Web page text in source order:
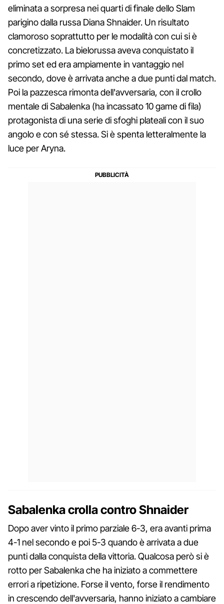
eliminata a sorpresa nei quarti di finale dello Slam
parigino dalla russa Diana Shnaider. Un risultato
clamoroso soprattutto per le modalità con cui si è
concretizzato. La bielorussa aveva conquistato il
primo set ed era ampiamente in vantaggio nel
secondo, dove è arrivata anche a due punti dal match.
Poi la pazzesca rimonta dell'avversaria, con il crollo
mentale di Sabalenka (ha incassato 10 game di fila)
protagonista di una serie di sfoghi plateali con il suo
angolo e con sé stessa. Si è spenta letteralmente la
luce per Aryna.
Sabalenka crolla contro Shnaider
Dopo aver vinto il primo parziale 6-3, era avanti prima
4-1 nel secondo e poi 5-3 quando è arrivata a due
punti dalla conquista della vittoria. Qualcosa però si è
rotto per Sabalenka che ha iniziato a commettere
errori a ripetizione. Forse il vento, forse il rendimento
in crescendo dell'avversaria, hanno iniziato a cambiare